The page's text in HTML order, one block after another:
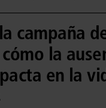
campaña
la
en la